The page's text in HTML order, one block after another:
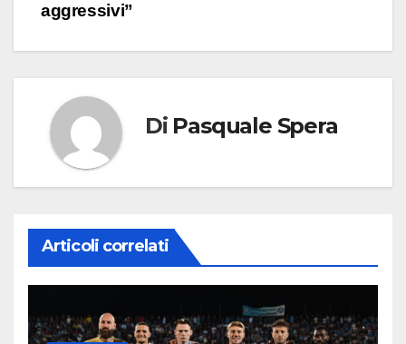
aggressivi”
Di Pasquale Spera
Articoli correlati